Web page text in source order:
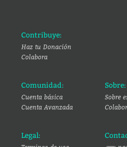
Contribuye:
Haz tu Donación
Colabora
Comunidad:
Cuenta básica
Cuenta Avanzada
Sobre:
Sobre
Legal: